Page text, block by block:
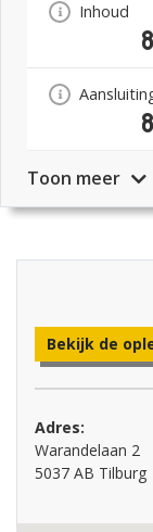
Inhoud
Toon meer
Bekijk de
Adres:
Warandelaan 2
5037 AB Tilburg